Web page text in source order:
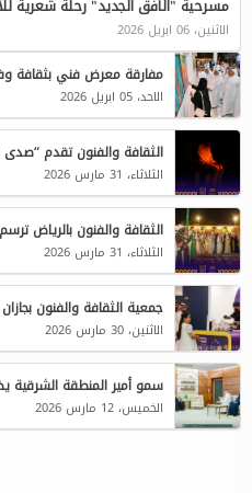
مسرحية "الأفق الجديد" رحلة
الاثنين، 06 ابريل 2026
مفارقة معرض فني بثقافة
الاحد، 05 ابريل 2026
الثقافة والفنون تقدم
الثلاثاء، 31 مارس 2026
الثقافة والفنون بالرياض
الثلاثاء، 31 مارس 2026
الاثنين، 30 مارس 2026
الخميس، 12 مارس 2026